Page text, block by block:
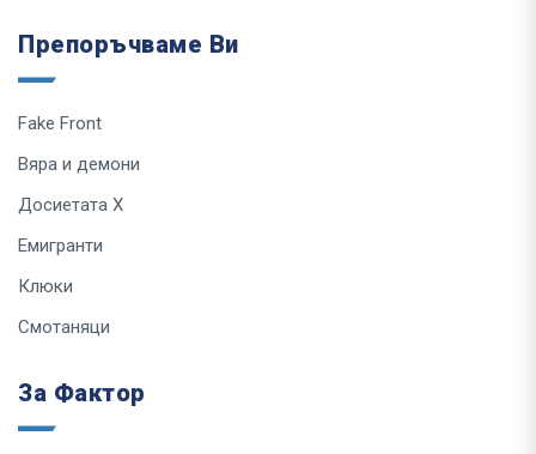
Препоръчваме Ви
Fake Front
Вяра и демони
Досиетата Х
Емигранти
Клюки
Смотаняци
За Фактор